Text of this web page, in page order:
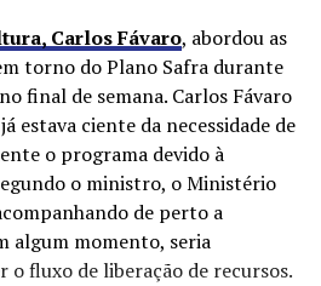
Carlos Fávaro, abordou as
torno do Plano Safra durante
final de semana. Carlos Fávaro
estava ciente da necessidade de
o programa devido à
o ministro, o Ministério
de perto a
algum momento, seria
fluxo de liberação de recursos.